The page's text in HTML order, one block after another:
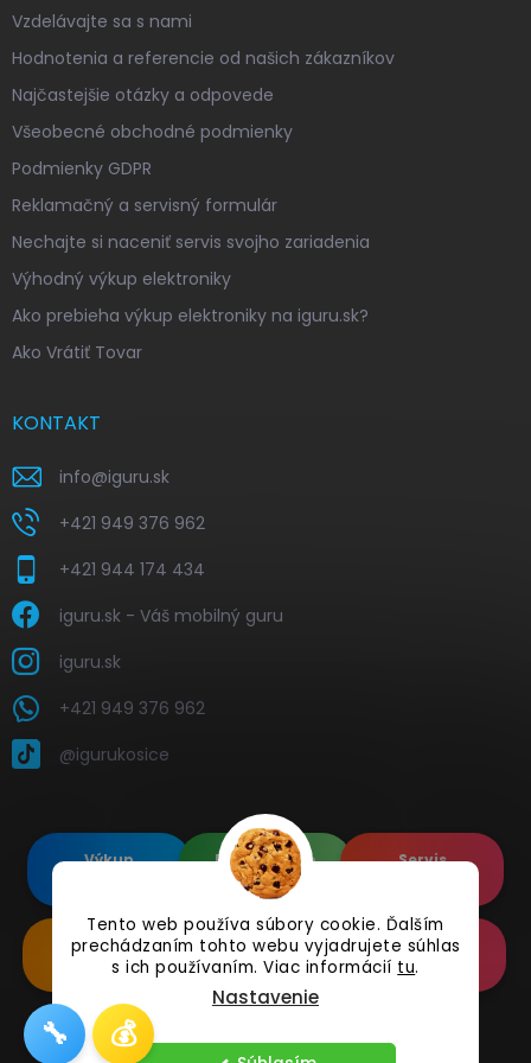
Tento web používa súbory cookie. Ďalším
prechádzaním tohto webu vyjadrujete súhlas
s ich používaním. Viac informácií tu.
Nastavenie
Vzdelávajte sa s nami
Hodnotenia a referencie od našich zákazníkov
Najčastejšie otázky a odpovede
Všeobecné obchodné podmienky
Podmienky GDPR
Reklamačný a servisný formulár
Nechajte si naceniť servis svojho zariadenia
Výhodný výkup elektroniky
Ako prebieha výkup elektroniky na iguru.sk?
Ako Vrátiť Tovar
KONTAKT
info@iguru.sk
+421 949 376 962
+421 944 174 434
iguru.sk - Váš mobilný guru
iguru.sk
+421 949 376 962
@igurukosice
Výkup
Renovované
Apple's
Servis
Renovované
Samsung's
Doplnkové
Príslušenstvo
Online
Reklamácia
Copyright 2026 iguru.sk. Všetky práva vyhradené.
🔧 💰